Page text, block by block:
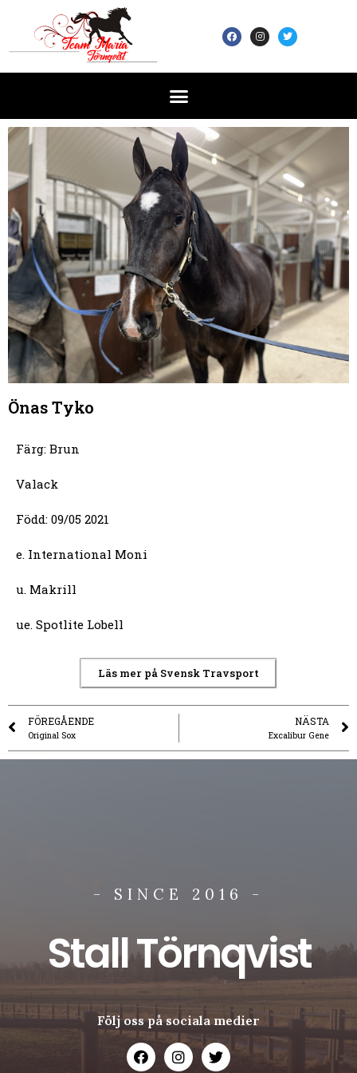
Önas Tyko
Färg: Brun
Valack
Född: 09/05 2021
e. International Moni
u. Makrill
ue. Spotlite Lobell
Läs mer på Svensk Travsport
FÖREGÅENDE
Original Sox
NÄSTA
Excalibur Gene
- SINCE 2016 -
Stall Törnqvist
Följ oss på sociala medier